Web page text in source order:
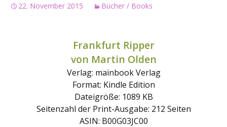
22. November 2015 Bücher / Books
Frankfurt Ripper
von Martin Olden
Verlag: mainbook Verlag
Format: Kindle Edition
Dateigröße: 1089 KB
Seitenzahl der Print-Ausgabe: 212 Seiten
ASIN: B00G03JC00